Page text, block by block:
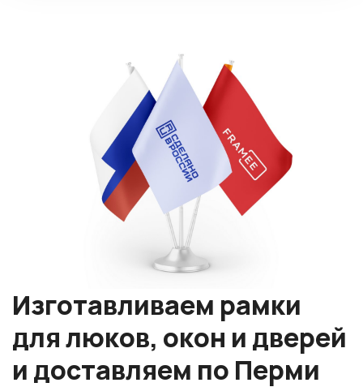
Изготавливаем рамки
для люков, окон и дверей
и доставляем по Перми